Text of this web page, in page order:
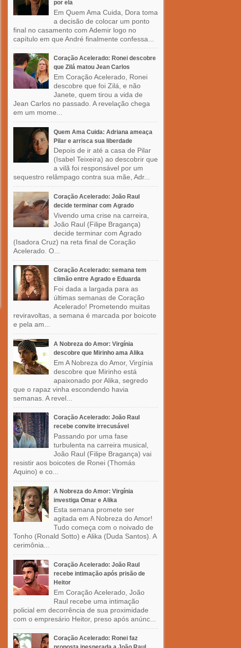
por ela
Em Quem Ama Cuida, Dora toma
a decisão de colocar um ponto
final no casamento com Ademir logo no
capítulo em que André finalmente confessa...
Coração Acelerado: Ronei descobre
que Zilá matou Jean Carlos
Em Coração Acelerado, Ronei
descobre que foi Zilá, e não
Janete, quem tirou a vida de
Jean Carlos no passado. A revelação chega
em um mome...
Quem Ama Cuida: Adriana ameaça
Pilar e arrisca sua liberdade
Depois de ir até a casa de Pilar
(Isabel Teixeira) ao descobrir que
a vilã foi responsável por um
sequestro relâmpago contra sua mãe, Adr...
Coração Acelerado: João Raul
decide terminar com Agrado
Vivendo uma crise na carreira,
João Raul (Filipe Bragança)
decide terminar com Agrado
(Isadora Cruz) na reta final de Coração
Acelerado. O...
Coração Acelerado: semana tem
climão entre Agrado e Eduarda
Foi dada a largada para as
últimas semanas de Coração
Acelerado! Prometendo muitas
reviravoltas, a semana é marcada por boicote
e pela am...
A Nobreza do Amor: Virgínia
descobre que Mirinho ama Alika
Em A Nobreza do Amor, Virgínia
descobre que Mirinho está
apaixonado por Alika, segredo
que o rapaz vinha escondendo havia
semanas. A revel...
Coração Acelerado: João Raul
recebe convite irrecusável
Passando por uma fase
turbulenta na carreira musical,
João Raul (Filipe Bragança) vai
resistir aos boicotes de Ronei (Thomás
Aquino) e co...
A Nobreza do Amor: Virgínia
investiga Omar e Alika
Esta semana promete ser
agitada em A Nobreza do Amor!
Tudo começa com o noivado de
Tonho (Ronald Sotto) e Alika (Duda Santos). A
cerimônia...
Coração Acelerado: João Raul
recebe intimação após prisão de
Heitor
Em Coração Acelerado, João
Raul recebe uma intimação
policial em decorrência de sua proximidade
com o empresário Heitor, preso após anúnc...
Coração Acelerado: Ronei faz